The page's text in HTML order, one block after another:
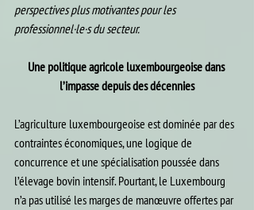
perspectives plus motivantes pour les
professionnel·le·s du secteur.
Une politique agricole luxembourgeoise dans
l’impasse depuis des décennies
L’agriculture luxembourgeoise est dominée par des
contraintes économiques, une logique de
concurrence et une spécialisation poussée dans
l’élevage bovin intensif. Pourtant, le Luxembourg
n’a pas utilisé les marges de manœuvre offertes par